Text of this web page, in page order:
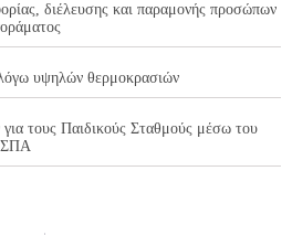
διέλευσης και παραμονής προσώπων
υψηλών θερμοκρασιών
τους Παιδικούς Σταθμούς μέσω του